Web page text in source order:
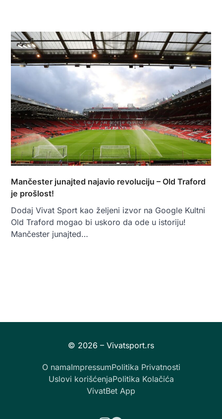
Mančester junajted najavio revoluciju – Old Traford
je prošlost!
Dodaj Vivat Sport kao željeni izvor na Google Kultni
Old Traford mogao bi uskoro da ode u istoriju!
Mančester junajted…
O namaImpressumPolitika Privatnosti
Uslovi korišćenjaPolitika Kolačića
VivatBet App